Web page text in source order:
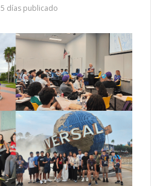
5 días publicado